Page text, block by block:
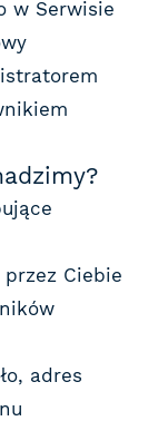
w Serwisie
Ciebie
adres